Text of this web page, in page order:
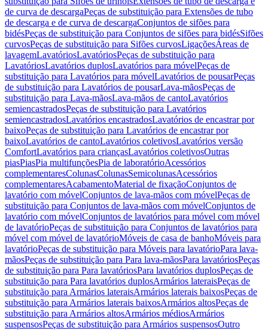
de curva de descargaPeças de substituição para Extensões de tubo
de descarga e de curva de descargaConjuntos de sifões para
bidésPeças de substituição para Conjuntos de sifões para bidésSifões
curvosPeças de substituição para Sifões curvosLigaçõesÁreas de
lavagemLavatóriosLavatóriosPeças de substituição para
LavatóriosLavatórios duplosLavatórios para móvelPeças de
substituição para Lavatórios para móvelLavatórios de pousarPeças
de substituição para Lavatórios de pousarLava-mãosPeças de
substituição para Lava-mãosLava-mãos de cantoLavatórios
semiencastradosPeças de substituição para Lavatórios
semiencastradosLavatórios encastradosLavatórios de encastrar por
baixoPeças de substituição para Lavatórios de encastrar por
baixoLavatórios de cantoLavatórios coletivosLavatórios versão
ComfortLavatórios para criançasLavatórios coletivosOutras
piasPiasPia multifunçõesPia de laboratórioAcessórios
complementaresColunasColunasSemicolunasAcessórios
complementaresAcabamentoMaterial de fixaçãoConjuntos de
lavatório com móvelConjuntos de lava-mãos com móvelPeças de
substituição para Conjuntos de lava-mãos com móvelConjuntos de
lavatório com móvelConjuntos de lavatórios para móvel com móvel
de lavatórioPeças de substituição para Conjuntos de lavatórios para
móvel com móvel de lavatórioMóveis de casa de banhoMóveis para
lavatórioPeças de substituição para Móveis para lavatórioPara lava-
mãosPeças de substituição para Para lava-mãosPara lavatóriosPeças
de substituição para Para lavatóriosPara lavatórios duplosPeças de
substituição para Para lavatórios duplosArmários lateraisPeças de
substituição para Armários lateraisArmários laterais baixosPeças de
substituição para Armários laterais baixosArmários altosPeças de
substituição para Armários altosArmários médiosArmários
suspensosPeças de substituição para Armários suspensosOutro